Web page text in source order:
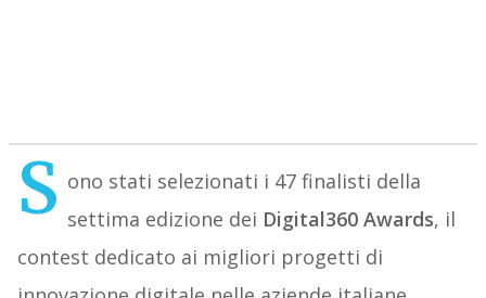
S ono stati selezionati i 47 finalisti della
settima edizione dei Digital360 Awards, il
contest dedicato ai migliori progetti di